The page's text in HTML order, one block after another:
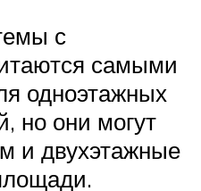
с
самыми
одноэтажных
но они могут
и двухэтажные